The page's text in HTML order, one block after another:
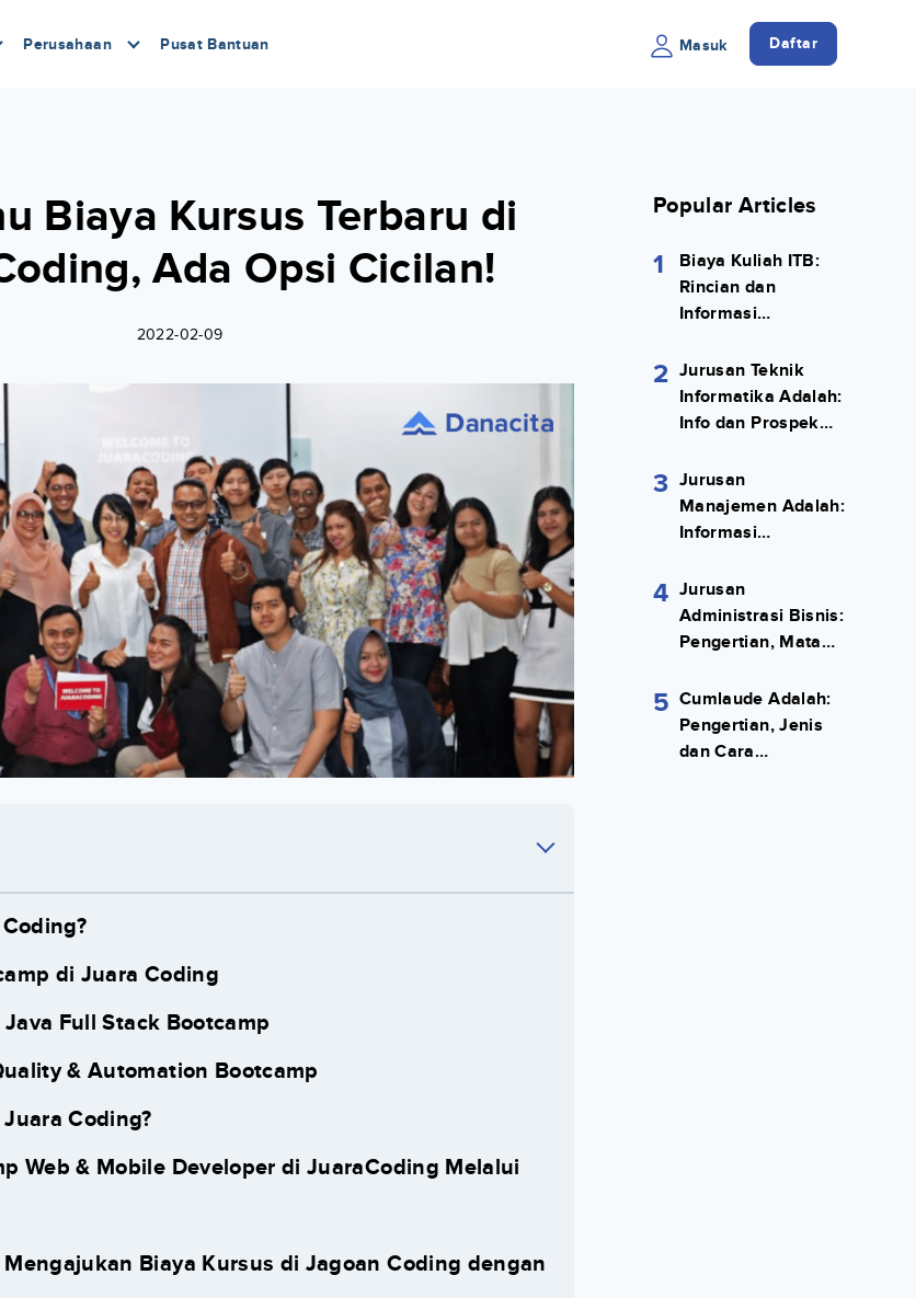
Perusahaan Pusat Bantuan Masuk Daftar
Biaya Kursus Terbaru di
Ada Opsi Cicilan!
2022-02-09
di Juara Coding
Java Full Stack Bootcamp
& Automation Bootcamp
Coding?
Web & Mobile Developer di JuaraCoding Melalui
Biaya Kursus di Jagoan Coding dengan
Popular Articles
1
Biaya Kuliah ITB:
Rincian dan
Informasi
2 Jurusan Teknik
Informatika Adalah:
Info dan Prospek
3 Jurusan
Manajemen Adalah:
Informasi
4 Jurusan
Administrasi Bisnis:
Pengertian, Mata
Kerja Lengkap
5 Cumlaude Adalah:
Pengertian, Jenis
dan Cara